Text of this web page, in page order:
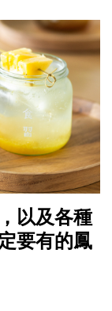
以及各種
要有的鳳